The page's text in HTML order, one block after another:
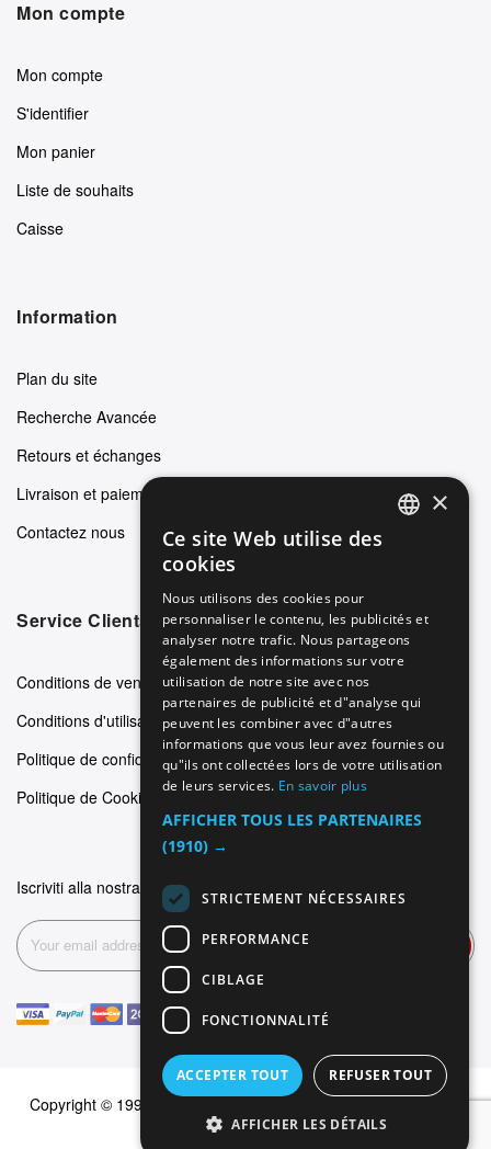
Mon compte
Mon compte
S'identifier
Mon panier
Liste de souhaits
Caisse
Information
Plan du site
Recherche Avancée
Retours et échanges
Livraison et paiements
Contactez nous
Service Clients
Conditions de vente
Conditions d'utilisation
Politique de confidentialité
Politique de Cookie
Iscriviti alla nostra newsletter
Copyright © 1999-2026 Dominus Piercing. Tous les droits sont
réservés
ITALIAN
SPANISH
FRENCH
×
Ce site Web utilise des
cookies
Nous utilisons des cookies pour
personnaliser le contenu, les publicités et
analyser notre trafic. Nous partageons
également des informations sur votre
utilisation de notre site avec nos
partenaires de publicité et d"analyse qui
peuvent les combiner avec d"autres
informations que vous leur avez fournies ou
qu"ils ont collectées lors de votre utilisation
de leurs services. En savoir plus
AFFICHER TOUS LES PARTENAIRES
(1910) →
STRICTEMENT NÉCESSAIRES
PERFORMANCE
CIBLAGE
FONCTIONNALITÉ
ACCEPTER TOUT REFUSER TOUT
AFFICHER LES DÉTAILS